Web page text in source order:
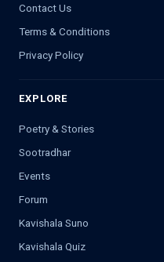
Contact Us
Terms & Conditions
Privacy Policy
EXPLORE
Poetry & Stories
Sootradhar
Events
Forum
Kavishala Suno
Kavishala Quiz